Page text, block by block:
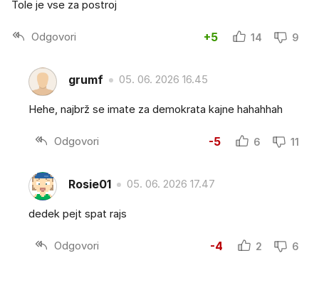
Tole je vse za postroj
Odgovori +5 14 9
grumf 05. 06. 2026 16.45
Hehe, najbrž se imate za demokrata kajne hahahhah
Odgovori -5 6 11
Rosie01 05. 06. 2026 17.47
dedek pejt spat rajs
Odgovori -4 2 6